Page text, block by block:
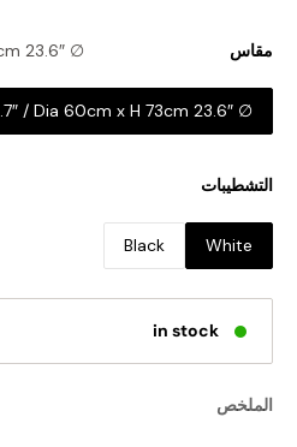
مقاس ∅ 23.6″ x H 28.7″ / Dia 60cm x H 73cm
∅ 23.6″ x H 28.7″ / Dia 60cm x H 73cm
التشطيبات
White
Black
in stock
الملخص